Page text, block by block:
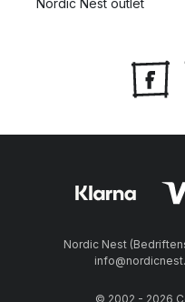
Nordic Nest outlet
Nordic Nest
© 2002 - 2026